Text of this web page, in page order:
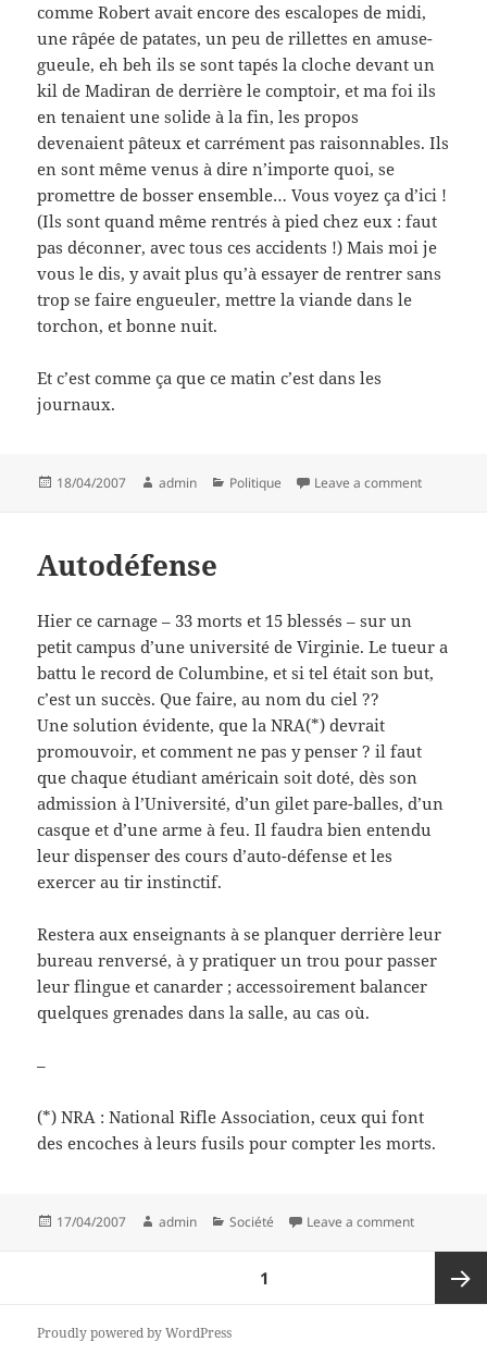
comme Robert avait encore des escalopes de midi,
une râpée de patates, un peu de rillettes en amuse-
gueule, eh beh ils se sont tapés la cloche devant un
kil de Madiran de derrière le comptoir, et ma foi ils
en tenaient une solide à la fin, les propos
devenaient pâteux et carrément pas raisonnables. Ils
en sont même venus à dire n’importe quoi, se
promettre de bosser ensemble… Vous voyez ça d’ici !
(Ils sont quand même rentrés à pied chez eux : faut
pas déconner, avec tous ces accidents !) Mais moi je
vous le dis, y avait plus qu’à essayer de rentrer sans
trop se faire engueuler, mettre la viande dans le
torchon, et bonne nuit.
Et c’est comme ça que ce matin c’est dans les
journaux.
Posted
18/04/2007 Author
admin Categories
Politique Leave a commenton Petite
Autodéfense
Hier ce carnage – 33 morts et 15 blessés – sur un
petit campus d’une université de Virginie. Le tueur a
battu le record de Columbine, et si tel était son but,
c’est un succès. Que faire, au nom du ciel ??
Une solution évidente, que la NRA(*) devrait
promouvoir, et comment ne pas y penser ? il faut
que chaque étudiant américain soit doté, dès son
admission à l’Université, d’un gilet pare-balles, d’un
casque et d’une arme à feu. Il faudra bien entendu
leur dispenser des cours d’auto-défense et les
exercer au tir instinctif.
Restera aux enseignants à se planquer derrière leur
bureau renversé, à y pratiquer un trou pour passer
leur flingue et canarder ; accessoirement balancer
quelques grenades dans la salle, au cas où.
–
(*) NRA : National Rifle Association, ceux qui font
des encoches à leurs fusils pour compter les morts.
Posted
17/04/2007 Author
admin Categories
Société Leave a commenton
1
Proudly powered by WordPress